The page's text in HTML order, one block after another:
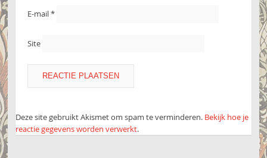
E-mail*
Site
Deze site gebruikt Akismet om spam te verminderen. Bekijk hoe je
reactie gegevens worden verwerkt.